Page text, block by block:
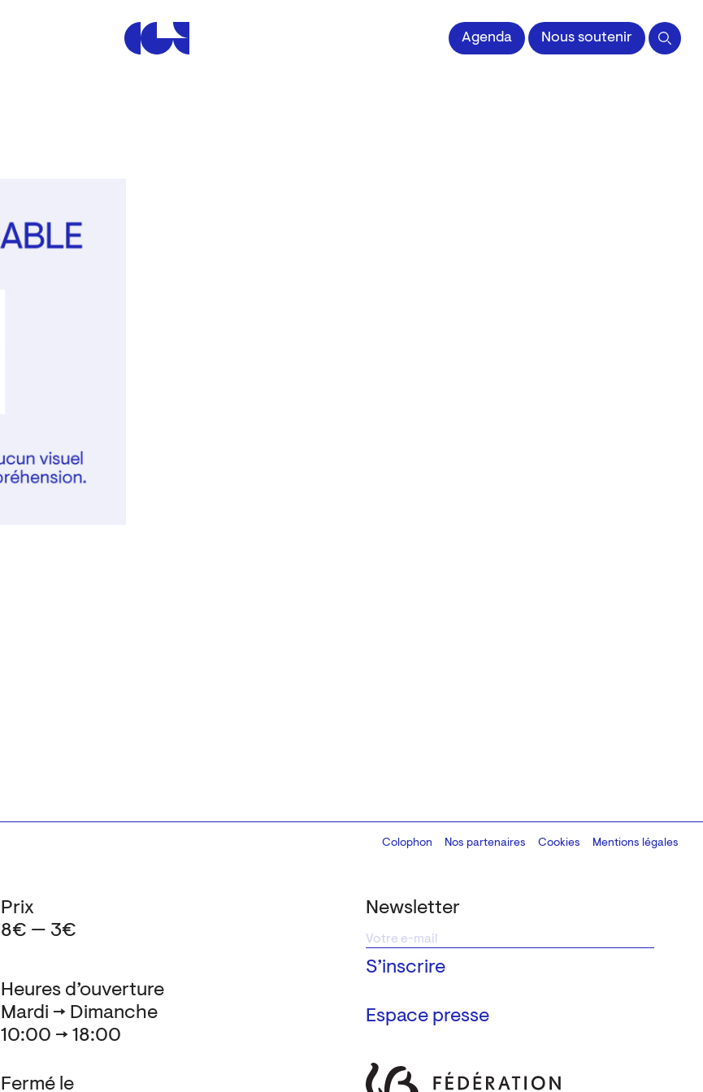
Centre de la Gravure et de l'Image impriméeAgenda Nous soutenir
Newsletter
Espace presse
Heures d’ouverture
Mardi → Dimanche
10:00 → 18:00
Fermé le
Prix
8€ — 3€
Colophon
Design:Marcel Kaczmarek, code:8080.studio
Nos partenaires Cookies Mentions légales